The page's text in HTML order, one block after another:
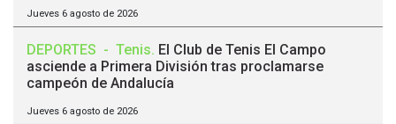
Jueves 6 agosto de 2026
DEPORTES - Tenis. El Club de Tenis El Campo
asciende a Primera División tras proclamarse
campeón de Andalucía
Jueves 6 agosto de 2026